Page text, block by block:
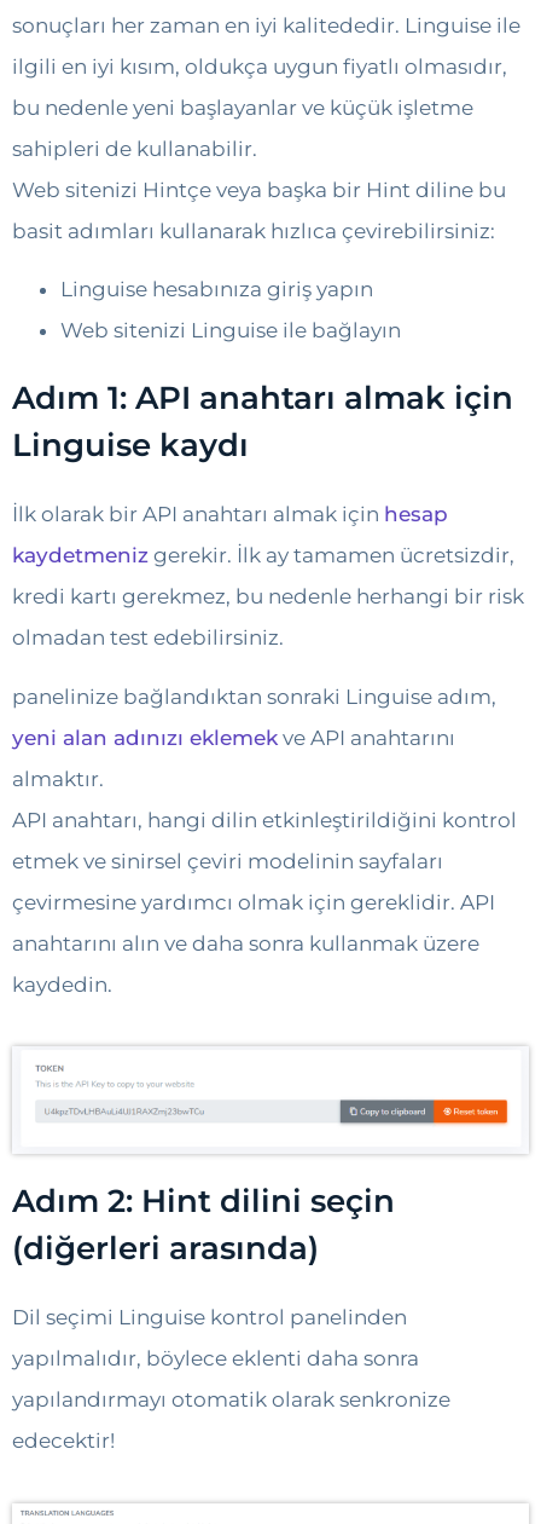
sonuçları her zaman en iyi kalitededir. Linguise ile
ilgili en iyi kısım, oldukça uygun fiyatlı olmasıdır,
bu nedenle yeni başlayanlar ve küçük işletme
sahipleri de kullanabilir.
Web sitenizi Hintçe veya başka bir Hint diline bu
basit adımları kullanarak hızlıca çevirebilirsiniz:
Linguise hesabınıza giriş yapın
Web sitenizi Linguise ile bağlayın
Adım 1: API anahtarı almak için
Linguise kaydı​
İlk olarak bir API anahtarı almak için hesap
kaydetmeniz gerekir. İlk ay tamamen ücretsizdir,
kredi kartı gerekmez, bu nedenle herhangi bir risk
olmadan test edebilirsiniz.
panelinize bağlandıktan sonraki Linguise adım,
yeni alan adınızı eklemek ve API anahtarını
almaktır.
API anahtarı, hangi dilin etkinleştirildiğini kontrol
etmek ve sinirsel çeviri modelinin sayfaları
çevirmesine yardımcı olmak için gereklidir. API
anahtarını alın ve daha sonra kullanmak üzere
kaydedin.
Adım 2: Hint dilini seçin
(diğerleri arasında)
Dil seçimi Linguise kontrol panelinden
yapılmalıdır, böylece eklenti daha sonra
yapılandırmayı otomatik olarak senkronize
edecektir!